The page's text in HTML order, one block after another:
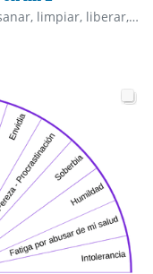
Cuáles aspectos tengo que equilibrar, sanar, limpiar, liberar, resolver en mí, antes de hacerme esta terapia o antes de tomar esta decisión o generar este cambio en mi vida?